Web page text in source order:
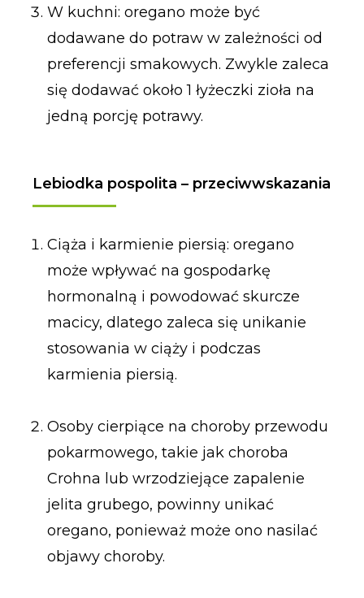
W kuchni: oregano może być
dodawane do potraw w zależności od
preferencji smakowych. Zwykle zaleca
się dodawać około 1 łyżeczki zioła na
jedną porcję potrawy.
Lebiodka pospolita – przeciwwskazania
Ciąża i karmienie piersią: oregano
może wpływać na gospodarkę
hormonalną i powodować skurcze
macicy, dlatego zaleca się unikanie
stosowania w ciąży i podczas
karmienia piersią.
Osoby cierpiące na choroby przewodu
pokarmowego, takie jak choroba
Crohna lub wrzodziejące zapalenie
jelita grubego, powinny unikać
oregano, ponieważ może ono nasilać
objawy choroby.